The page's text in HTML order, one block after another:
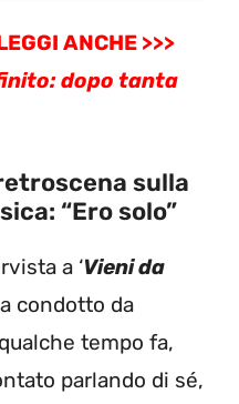
ANCHE >>>
dopo tanta
sulla
“Ero solo”
a ‘Vieni da
condotto da
tempo fa,
parlando di sé,